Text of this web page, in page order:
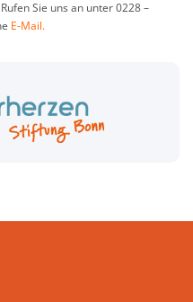
Sie uns an unter 0228 –
E-Mail.